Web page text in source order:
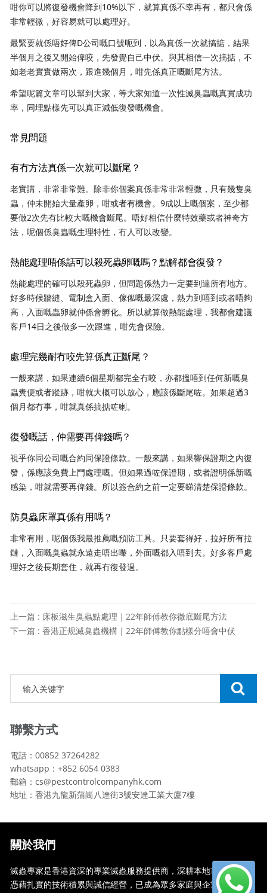
咁你可以將復發機會降到10%以下，就算真係不幸再有，都只會係
非常輕微，好容易就可以處理好。
最緊要就係唔好俾D公司嘅口號呃到，以為真係一次就搞掂，結果
半個月之後又開始俾咬，先發覺自己中伏。與其相信一次搞掂，不
如老老實實做兩次，跟進幾個月，咁先係真正嘅斷尾方法。
希望呢篇文章可以幫到大家，等大家知道一次性滅臭蟲嘅真實成功
率，同埋點樣先可以真正減低復發嘅機會。
常見問題
有冇方法真係一次就可以斷尾？
老實講，非常非常難。除非你個案真係非常非常輕微，只有幾隻臭
蟲，仲未開始大量產卵，咁或者有機會。9成以上嘅個案，至少都
要做2次先有比較大嘅機會斷尾。唔好相信什麼特效藥或者神奇方
法，呢個係臭蟲嘅生理特性，冇人可以改變。
熱能處理唔係話可以殺死蟲卵嘅嗎？點解都會復發？
熱能處理的確可以殺死蟲卵，但問題係熱力一定要到達所有地方。
好多時候牆縫、電制盒入面、傢俬嘅最深處，熱力到唔到或者唔夠
高，入面嘅蟲卵就仲係會孵化。所以就算做熱能處理，我都會建議
客戶14日之後做多一次跟進，咁先會保險。
處理完幾耐冇咬先算係真正斷尾？
一般來講，如果連續6個星期都完全冇咬，亦都搵唔到任何新嘅臭
蟲糞便或者蹤跡，咁就大概可以放心，應該係斷尾咗。如果超過3
個月都冇事，咁就真係搞掂咗喇。
復發嘅話，仲需要再俾錢嗎？
視乎你同公司嘅合約同保證條款。一般來講，如果響保證期之內復
發，係應該免費上門處理嘅。但如果過咗保證期，或者證明係新嘅
感染，咁就需要再俾錢。所以簽合約之前一定要睇清楚保證條款。
防臭蟲床罩真係有用嗎？
非常有用，呢個係我最推薦嘅預防工具。只要套得好，拉好所有拉
鏈，入面嘅臭蟲就永遠走唔出嚟，外面嘅都入唔到去。好多客戶處
理好之後長期套住，就再冇復發過。
上一篇 : 床板滋生臭蟲點處理｜22年師傅教你徹底斷尾方法
下一篇 : 香港正规滅臭蟲機構｜22年師傅教你點樣分唔會中伏
聯繫方式
電話：00852 37264282
whatsapp：+852 6054 0383
郵箱：cs@pestcontrolcompanyhk.com
地址：香港九龍新蒲崗八達街3號安達工業大廈7樓
關於我們
滅蟲專家是香港資深的專業滅蟲服務提供商，深耕本地市場多年，
憑藉扎實的技術積累與誠信經營，已成為眾多家庭與企業信賴的蟲